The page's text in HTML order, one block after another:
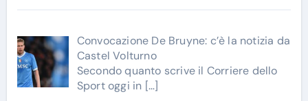
Convocazione De Bruyne: c’è la notizia da
Castel Volturno
Secondo quanto scrive il Corriere dello
Sport oggi in […]